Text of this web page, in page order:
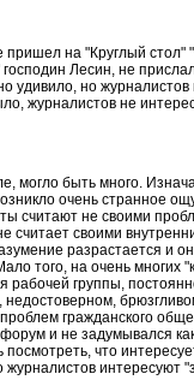
на "Круглый стол"
Лесин, не
удивило, но журналистов
журналистов не
могло быть много.
очень странное
считают не своими
считает своими
разрастается и
того, на очень многих
рабочей группы,
гражданского
и не задумывался
что
интересуют